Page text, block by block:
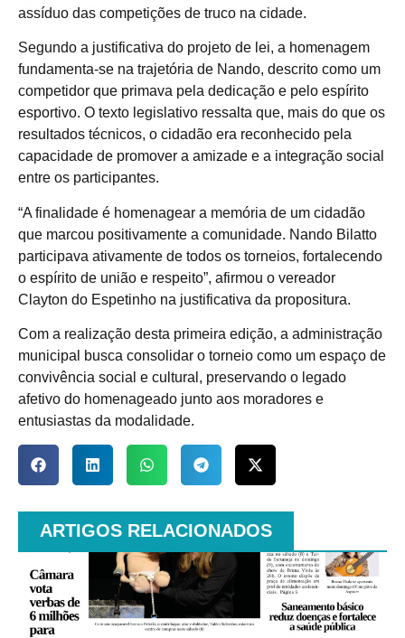
assíduo das competições de truco na cidade.
Segundo a justificativa do projeto de lei, a homenagem
fundamenta-se na trajetória de Nando, descrito como um
competidor que primava pela dedicação e pelo espírito
esportivo. O texto legislativo ressalta que, mais do que os
resultados técnicos, o cidadão era reconhecido pela
capacidade de promover a amizade e a integração social
entre os participantes.
“A finalidade é homenagear a memória de um cidadão
que marcou positivamente a comunidade. Nando Bilatto
participava ativamente de todos os torneios, fortalecendo
o espírito de união e respeito”, afirmou o vereador
Clayton do Espetinho na justificativa da propositura.
Com a realização desta primeira edição, a administração
municipal busca consolidar o torneio como um espaço de
convivência social e cultural, preservando o legado
afetivo do homenageado junto aos moradores e
entusiastas da modalidade.
ARTIGOS RELACIONADOS